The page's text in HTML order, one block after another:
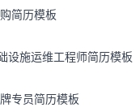
简历模板
设施运维工程师简历模板
专员简历模板